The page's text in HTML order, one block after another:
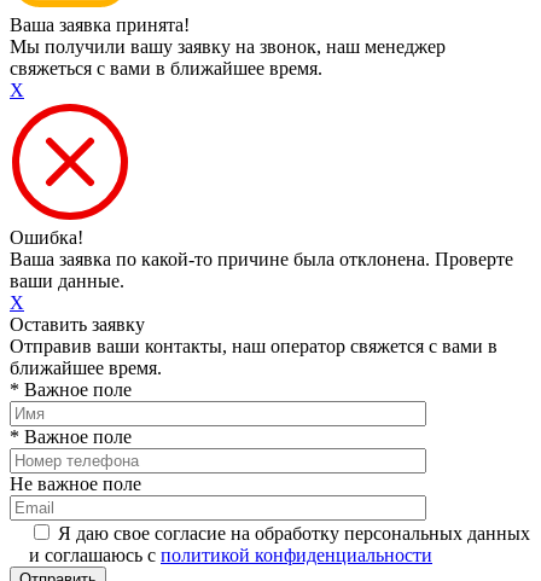
Ваша заявка принята!
Мы получили вашу заявку на звонок, наш менеджер
свяжеться с вами в ближайшее время.
X
Ошибка!
Ваша заявка по какой-то причине была отклонена. Проверте
ваши данные.
X
Оставить заявку
Отправив ваши контакты, наш оператор свяжется с вами в
ближайшее время.
* Важное поле
* Важное поле
Не важное поле
Я даю свое согласие на обработку персональных данных
и соглашаюсь с политикой конфиденциальности